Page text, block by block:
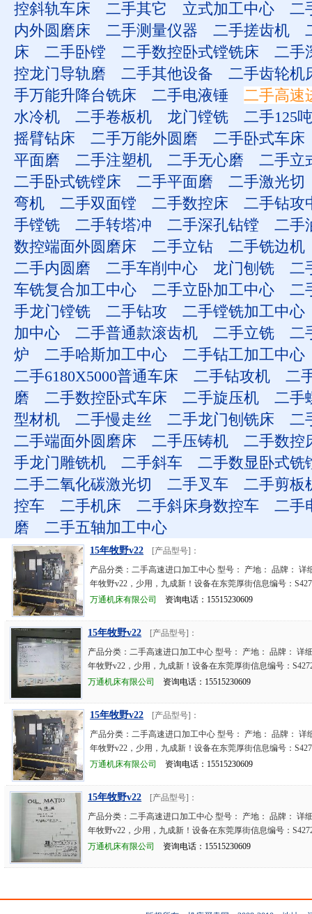
控斜轨车床
二手其它 立式加工中心
二
内外圆磨床
二手测量仪器 二手搓齿机
床
二手卧镗 二手数控卧式镗铣床
二手
控龙门导轨磨
二手其他设备
二手齿轮机
手万能升降台铣床
二手电液锤
二手高速
水冷机
二手卷板机 龙门镗铣
二手125
摇臂钻床
二手万能外圆磨
二手卧式车床
平面磨
二手注塑机 二手无心磨
二手立
二手卧式铣镗床
二手平面磨
二手激光切
弯机
二手双面镗 二手数控床
二手钻攻
手镗铣
二手转塔冲 二手深孔钻镗
二手
数控端面外圆磨床
二手立钻
二手铣边机
二手内圆磨
二手车削中心 龙门刨铣
二
车铣复合加工中心
二手立卧加工中心
二
手龙门镗铣
二手钻攻
二手镗铣加工中心
加中心
二手普通款滚齿机 二手立铣
二
炉
二手哈斯加工中心
二手钻工加工中心
二手6180X5000普通车床
二手钻攻机
二
磨
二手数控卧式车床 二手旋压机
二手
型材机
二手慢走丝 二手龙门刨铣床
二
二手端面外圆磨床
二手压铸机
二手数控
手龙门雕铣机
二手斜车
二手数显卧式铣
二手二氧化碳激光切
二手叉车
二手剪板
控车
二手机床 二手斜床身数控车
二手
磨
二手五轴加工中心
15年牧野v22
[产品型号]：
产品分类：二手高速进口加工中心 型号： 产地： 品牌： 详
年牧野v22，少用，九成新！设备在东莞厚街信息编号：
万通机床有限公司
资询电话：15515230609
15年牧野v22
[产品型号]：
产品分类：二手高速进口加工中心 型号： 产地： 品牌： 详
年牧野v22，少用，九成新！设备在东莞厚街信息编号：
万通机床有限公司
资询电话：15515230609
15年牧野v22
[产品型号]：
产品分类：二手高速进口加工中心 型号： 产地： 品牌： 详
年牧野v22，少用，九成新！设备在东莞厚街信息编号：
万通机床有限公司
资询电话：15515230609
15年牧野v22
[产品型号]：
产品分类：二手高速进口加工中心 型号： 产地： 品牌： 详
年牧野v22，少用，九成新！设备在东莞厚街信息编号：
万通机床有限公司
资询电话：15515230609